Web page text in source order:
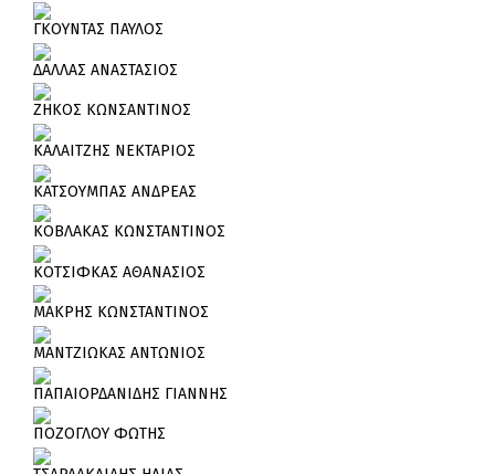
ΓΚΟΥΝΤΑΣ ΠΑΥΛΟΣ
ΔΑΛΛΑΣ ΑΝΑΣΤΑΣΙΟΣ
ΖΗΚΟΣ ΚΩΝΣΑΝΤΙΝΟΣ
ΚΑΛΑΙΤΖΗΣ ΝΕΚΤΑΡΙΟΣ
ΚΑΤΣΟΥΜΠΑΣ ΑΝΔΡΕΑΣ
ΚΟΒΛΑΚΑΣ ΚΩΝΣΤΑΝΤΙΝΟΣ
ΚΟΤΣΙΦΚΑΣ ΑΘΑΝΑΣΙΟΣ
ΜΑΚΡΗΣ ΚΩΝΣΤΑΝΤΙΝΟΣ
ΜΑΝΤΖΙΩΚΑΣ ΑΝΤΩΝΙΟΣ
ΠΑΠΑΙΟΡΔΑΝΙΔΗΣ ΓΙΑΝΝΗΣ
ΠΟΖΟΓΛΟΥ ΦΩΤΗΣ